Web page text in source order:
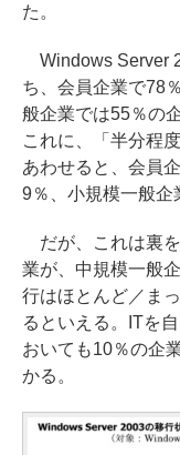
た。
Windows Server
ち、会員企業で78
般企業では55％の
これに、「半分程
あわせると、会員
9％、小規模一般企
だが、これは裏
業が、中規模一般
行はほとんど／ま
るといえる。ITを
おいても10％の企
かる。